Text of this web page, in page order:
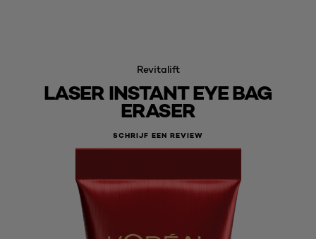
Revitalift
LASER INSTANT EYE BAG
ERASER
SCHRIJF EEN REVIEW